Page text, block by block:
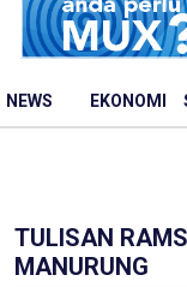
NEWS EKONOMI
TULISAN
MANURUNG